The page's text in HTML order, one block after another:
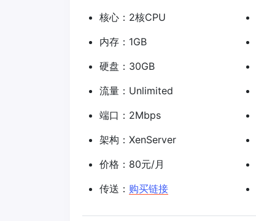
核心：2核CPU
内存：1GB
硬盘：30GB
流量：Unlimited
端口：2Mbps
架构：XenServer
价格：80元/月
传送： 购买链接